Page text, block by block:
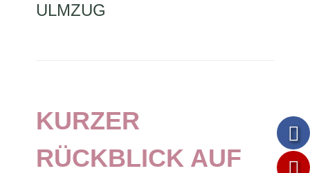
ULMZUG
KURZER
RÜCKBLICK AUF